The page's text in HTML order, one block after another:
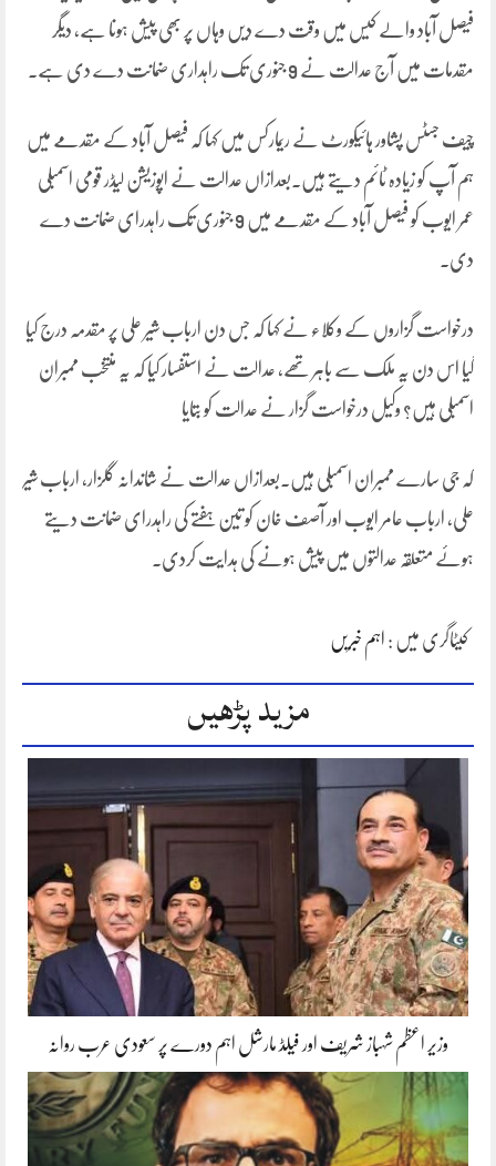
فیصل آباد والے کیس میں وقت دے دیں وہاں پر بھی پیش ہونا ہے، دیگر
مقدمات میں آج عدالت نے 9 جنوری تک راہداری ضمانت دے دی ہے۔
چیف جسٹس پشاور ہائیکورٹ نے ریمارکس میں کہا کہ فیصل آباد کے مقدمے میں
ہم آپ کو زیادہ ٹائم دیتے ہیں۔بعدازاں عدالت نے اپوزیشن لیڈر قومی اسمبلی
عمر ایوب کو فیصل آباد کے مقدمے میں 9 جنوری تک راہدرای ضمانت دے
دی۔
درخواست گزاروں کے وکلاء نے کہا کہ جس دن ارباب شیر علی پر مقدمہ درج کیا
گیا اس دن یہ ملک سے باہر تھے، عدالت نے استفسار کیا کہ یہ منتخب ممبران
اسمبلی ہیں؟ وکیل درخواست گزار نے عدالت کو بتایا
کہ جی سارے ممبران اسمبلی ہیں۔بعدازاں عدالت نے شاندانہ گلزار، ارباب شیر
علی، ارباب عامر ایوب اور آصف خان کو تین ہفتے کی راہدرای ضمانت دیتے
ہوئے متعلقہ عدالتوں میں پیش ہونے کی ہدایت کردی۔
کیٹاگری میں : اہم خبریں
مزید پڑھیں
وزیر اعظم شہباز شریف اور فیلڈ مارشل اہم دورے پر سعودی عرب روانہ